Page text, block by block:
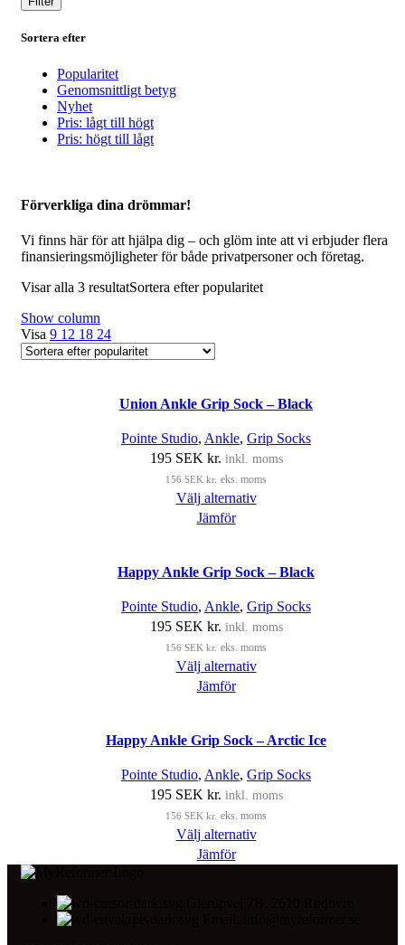
Sortera efter
Popularitet
Genomsnittligt betyg
Nyhet
Pris: lågt till högt
Pris: högt till lågt
Förverkliga dina drömmar!
Vi finns här för att hjälpa dig – och glöm inte att vi erbjuder flera
finansieringsmöjligheter för både privatpersoner och företag.
Visar alla 3 resultatSortera efter popularitet
Show column
Visa 9 12 18 24
Union Ankle Grip Sock – Black
Pointe Studio, Ankle, Grip Socks
195 SEK kr. inkl. moms
156 SEK kr. eks. moms
Välj alternativ
Jämför
Happy Ankle Grip Sock – Black
Pointe Studio, Ankle, Grip Socks
195 SEK kr. inkl. moms
156 SEK kr. eks. moms
Välj alternativ
Jämför
Happy Ankle Grip Sock – Arctic Ice
Pointe Studio, Ankle, Grip Socks
195 SEK kr. inkl. moms
156 SEK kr. eks. moms
Välj alternativ
Jämför